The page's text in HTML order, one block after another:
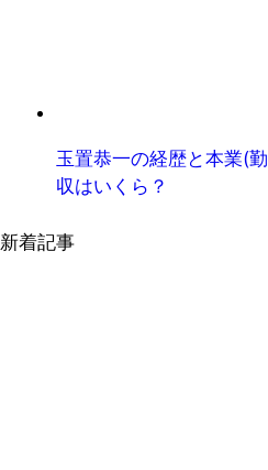
玉置恭一の経歴と本業(
収はいくら？
新着記事